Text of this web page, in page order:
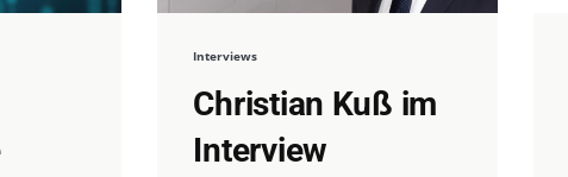
Interviews
Christian Kuß im
Interview